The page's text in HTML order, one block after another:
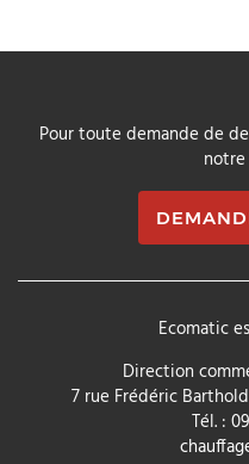
Ecomatic
Direction
7 rue Frédéric
Tél. :
Pour toute demande de